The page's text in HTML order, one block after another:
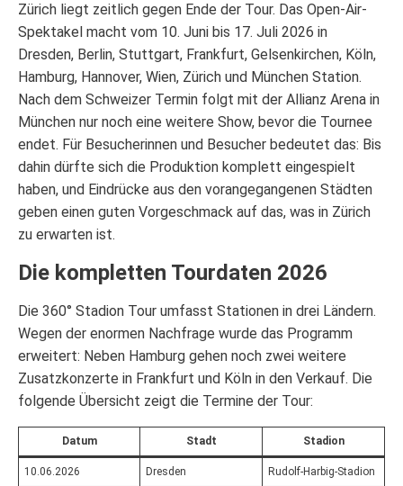
Zürich liegt zeitlich gegen Ende der Tour. Das Open-Air-
Spektakel macht vom 10. Juni bis 17. Juli 2026 in
Dresden, Berlin, Stuttgart, Frankfurt, Gelsenkirchen, Köln,
Hamburg, Hannover, Wien, Zürich und München Station.
Nach dem Schweizer Termin folgt mit der Allianz Arena in
München nur noch eine weitere Show, bevor die Tournee
endet. Für Besucherinnen und Besucher bedeutet das: Bis
dahin dürfte sich die Produktion komplett eingespielt
haben, und Eindrücke aus den vorangegangenen Städten
geben einen guten Vorgeschmack auf das, was in Zürich
zu erwarten ist.
Die kompletten Tourdaten 2026
Die 360° Stadion Tour umfasst Stationen in drei Ländern.
Wegen der enormen Nachfrage wurde das Programm
erweitert: Neben Hamburg gehen noch zwei weitere
Zusatzkonzerte in Frankfurt und Köln in den Verkauf. Die
folgende Übersicht zeigt die Termine der Tour:
Datum Stadt Stadion
10.06.2026 Dresden Rudolf-Harbig-Stadion